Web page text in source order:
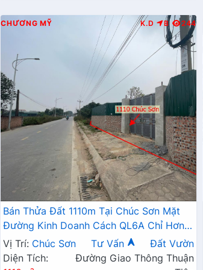
CHƯƠNG MỸ K.D B 244
Bán Thửa Đất 1110m Tại Chúc Sơn Mặt
Đường Kinh Doanh Cách QL6A Chỉ Hơn
1km Giá Chỉ Vài Tỷ
Vị Trí: Chúc Sơn Tư Vấn
Đất Vườn
Diện Tích:
Đường Giao Thông Thuận